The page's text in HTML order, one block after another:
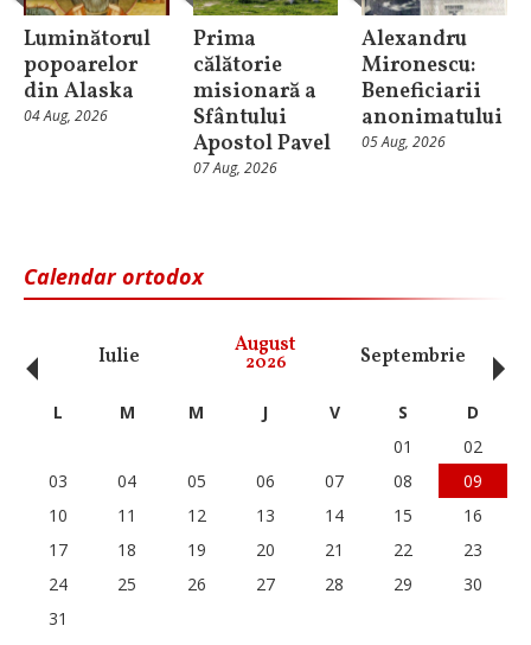
Luminătorul
popoarelor
din Alaska
04 Aug, 2026
Prima
călătorie
misionară a
Sfântului
Apostol Pavel
07 Aug, 2026
Alexandru
Mironescu:
Beneficiarii
anonimatului
05 Aug, 2026
Calendar ortodox
Iulie August
2026 Septembrie
‹ L M M J V S
D
01
02
03
04 05 06 07 08
09
10
11 12 13 14 15
16
17
18 19 20 21 22
23
24
25 26 27 28 29
30
31